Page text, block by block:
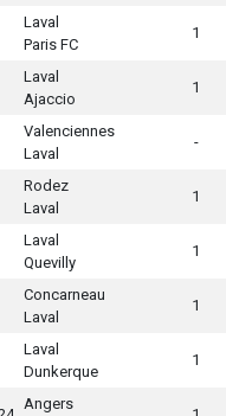
Laval
Paris FC
1
Laval
Ajaccio
1
Valenciennes
Laval
-
Rodez
Laval
1
Laval
Quevilly
1
Concarneau
Laval
1
Laval
Dunkerque
1
Angers